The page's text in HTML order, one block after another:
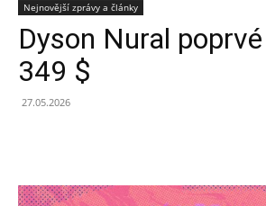
Nejnovější zprávy a články
Dyson Nural
349 $
27.05.2026